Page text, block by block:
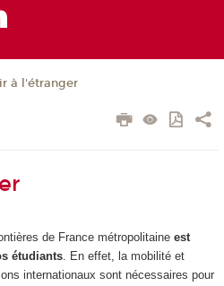
à l'étranger
de France métropolitaine est
étudiants. En effet, la mobilité et
internationaux sont nécessaires pour